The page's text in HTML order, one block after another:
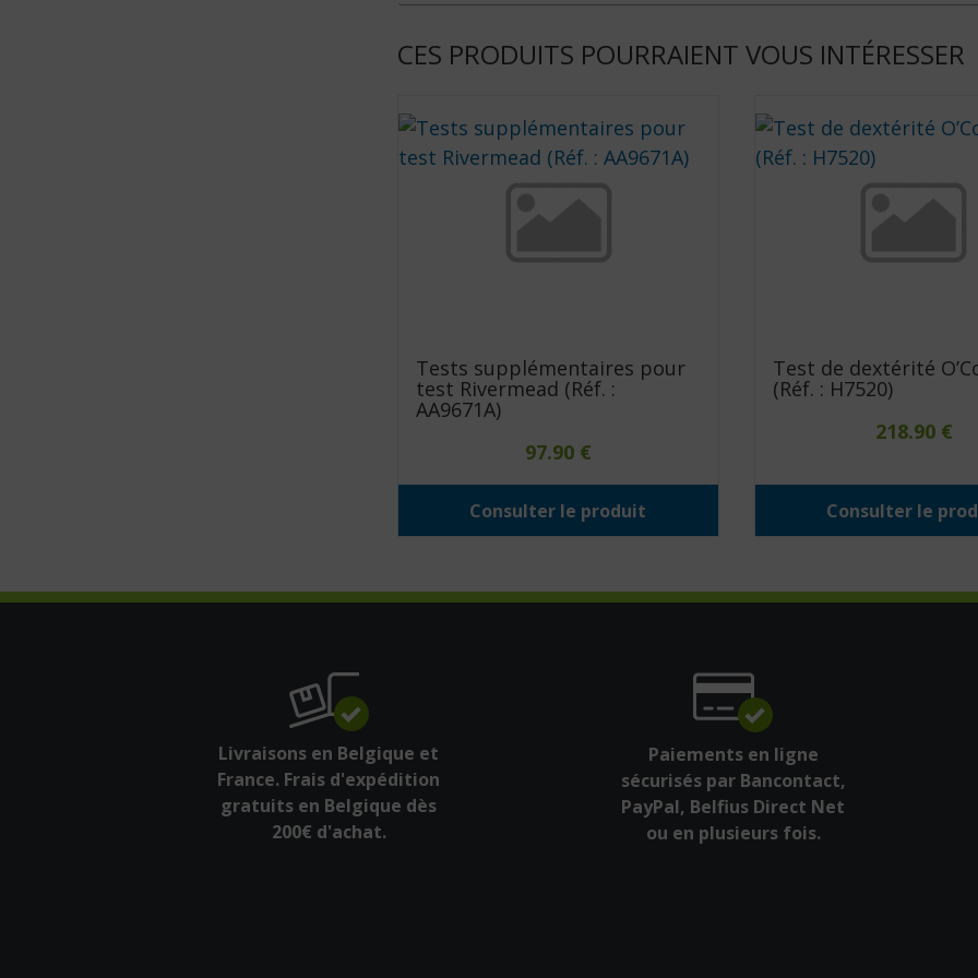
CES PRODUITS POURRAIENT VOUS INTÉRESSER
Tests supplémentaires pour
test Rivermead (Réf. :
AA9671A)
97.90 €
Consulter le produit
Test de dextérité
(Réf. : H7520)
218.90 €
Consulter le
Livraisons en Belgique et
France. Frais d'expédition
gratuits en Belgique dès
200€ d'achat.
Paiements en ligne
sécurisés par Bancontact,
PayPal, Belfius Direct Net
ou en plusieurs fois.